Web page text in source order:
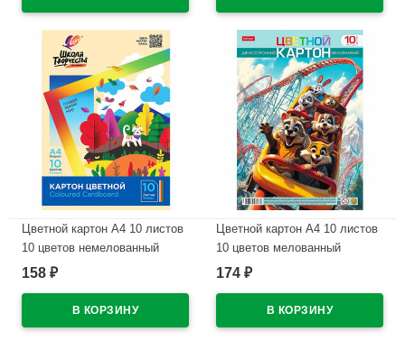
арт.10Кц4мт_23734
В наличии
Цветной картон А4 10 листов
10 цветов немелованный
односторонний ЛУЧ Школа
158 ₽
Цветной картон А4 10 листов
10 цветов мелованный
двухсторонний Hatber Луна-
арт.10Кц4_36116
174 ₽